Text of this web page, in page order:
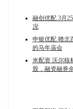
融创优配 3月
况
申银优配 赣北
的马年庙会
米配资 沃尔核
股，融资融券